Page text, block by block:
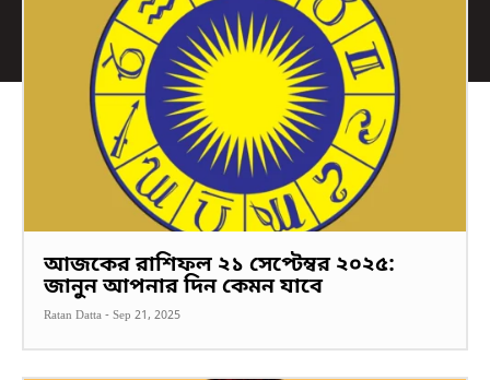
আজকের রাশিফল ২১ সেপ্টেম্বর ২০২৫:
জানুন আপনার দিন কেমন যাবে
Ratan Datta - Sep 21, 2025